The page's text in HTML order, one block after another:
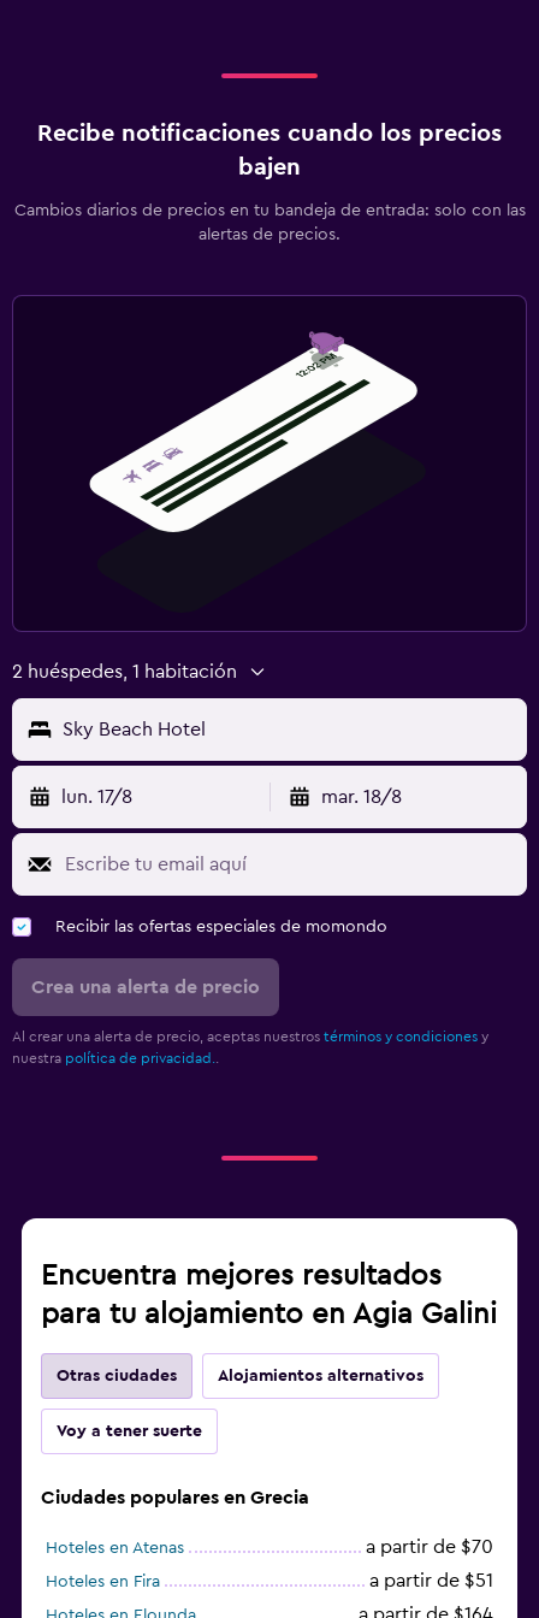
Cuna/cama nido disponibles
Recibe notificaciones cuando los precios
bajen
Cambios diarios de precios en tu bandeja de entrada: solo con las
alertas de precios.
2 huéspedes, 1 habitación
Sky Beach Hotel
lun. 17/8 mar. 18/8
Recibir las ofertas especiales de momondo
Crea una alerta de precio
Al crear una alerta de precio, aceptas nuestros términos y condiciones y
nuestra política de privacidad.
Encuentra mejores resultados
para tu alojamiento en Agia Galini
Otras ciudades Alojamientos alternativos
Voy a tener suerte
Ciudades populares en Grecia
Hoteles en Atenas a partir de $70
Hoteles en Fira a partir de $51